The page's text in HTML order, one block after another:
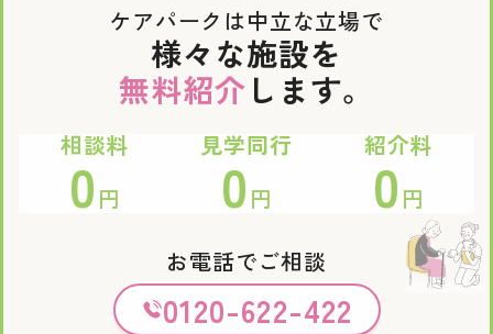
ケアパークは中立な立場で
様々な施設を
無料紹介 します。
相談料
0 円
見学同行
0 円
紹介料
0 円
お電話でご相談
0120-622-422